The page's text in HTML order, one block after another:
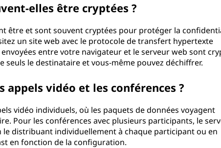
elles être cryptées ?
être et sont souvent cryptées pour protéger la
un site web avec le protocole de transfert hypertexte
entre votre navigateur et le serveur web sont
seuls le destinataire et vous-même pouvez déchiffrer.
vidéo et les conférences ?
vidéo individuels, où les paquets de données voyagent
Pour les conférences avec plusieurs participants, le
distribuant individuellement à chaque participant ou en
en fonction de la configuration.